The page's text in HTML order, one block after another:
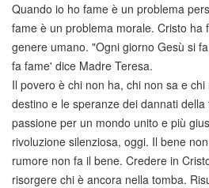
Quando io ho fame è un problema
fame è un problema morale. Cristo ha
genere umano. "Ogni giorno Gesù si
fa fame' dice Madre Teresa.
Il povero è chi non ha, chi non sa e
destino e le speranze dei dannati
passione per un mondo unito e più
rivoluzione silenziosa, oggi. Il bene
rumore non fa il bene. Credere in
risorgere chi è ancora nella tomba.